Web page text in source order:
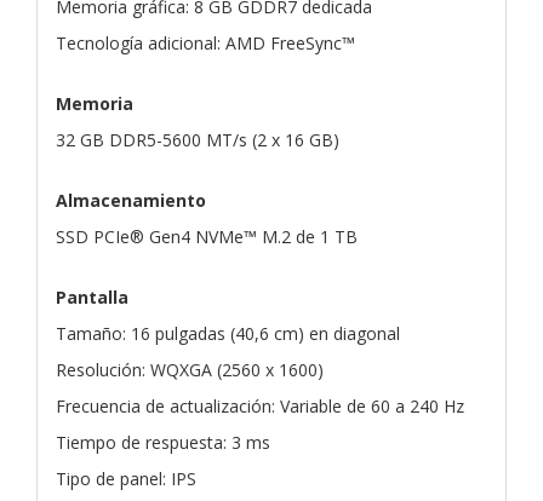
Memoria gráfica: 8 GB GDDR7 dedicada
Tecnología adicional: AMD FreeSync™
Memoria
32 GB DDR5-5600 MT/s (2 x 16 GB)
Almacenamiento
SSD PCIe® Gen4 NVMe™ M.2 de 1 TB
Pantalla
Tamaño: 16 pulgadas (40,6 cm) en diagonal
Resolución: WQXGA (2560 x 1600)
Frecuencia de actualización: Variable de 60 a 240 Hz
Tiempo de respuesta: 3 ms
Tipo de panel: IPS